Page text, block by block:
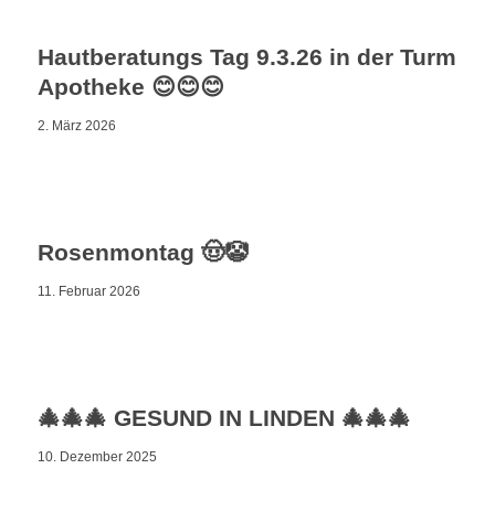
Hautberatungs Tag 9.3.26 in der Turm
Apotheke 😊😊😊
2. März 2026
Rosenmontag 🤠🤡
11. Februar 2026
🎄🎄🎄 GESUND IN LINDEN 🎄🎄🎄
10. Dezember 2025